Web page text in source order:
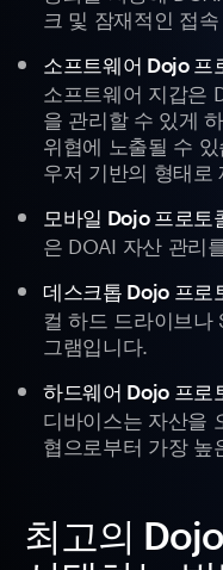
크 및 잠재적인 접
소프트웨어 Dojo 프
소프트웨어 지갑은
을 관리할 수 있게
위협에 노출될 수
우저 기반의 형태로
모바일 Dojo 프로토
은 DOAI 자산 관리
데스크톱 Dojo 프로
컬 하드 드라이브나
그램입니다.
하드웨어 Dojo 프로
디바이스는 자산을
협으로부터 가장 높
최고의